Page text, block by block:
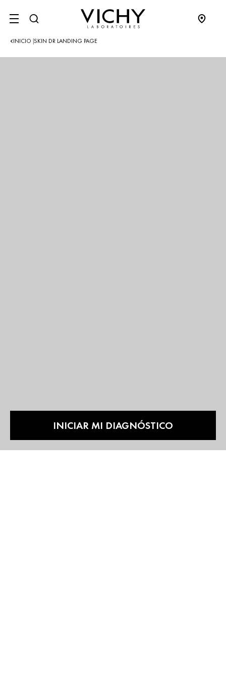
SITE MENU
INICIO SKIN DR LANDING PAGE
INICIAR MI DIAGNÓSTICO